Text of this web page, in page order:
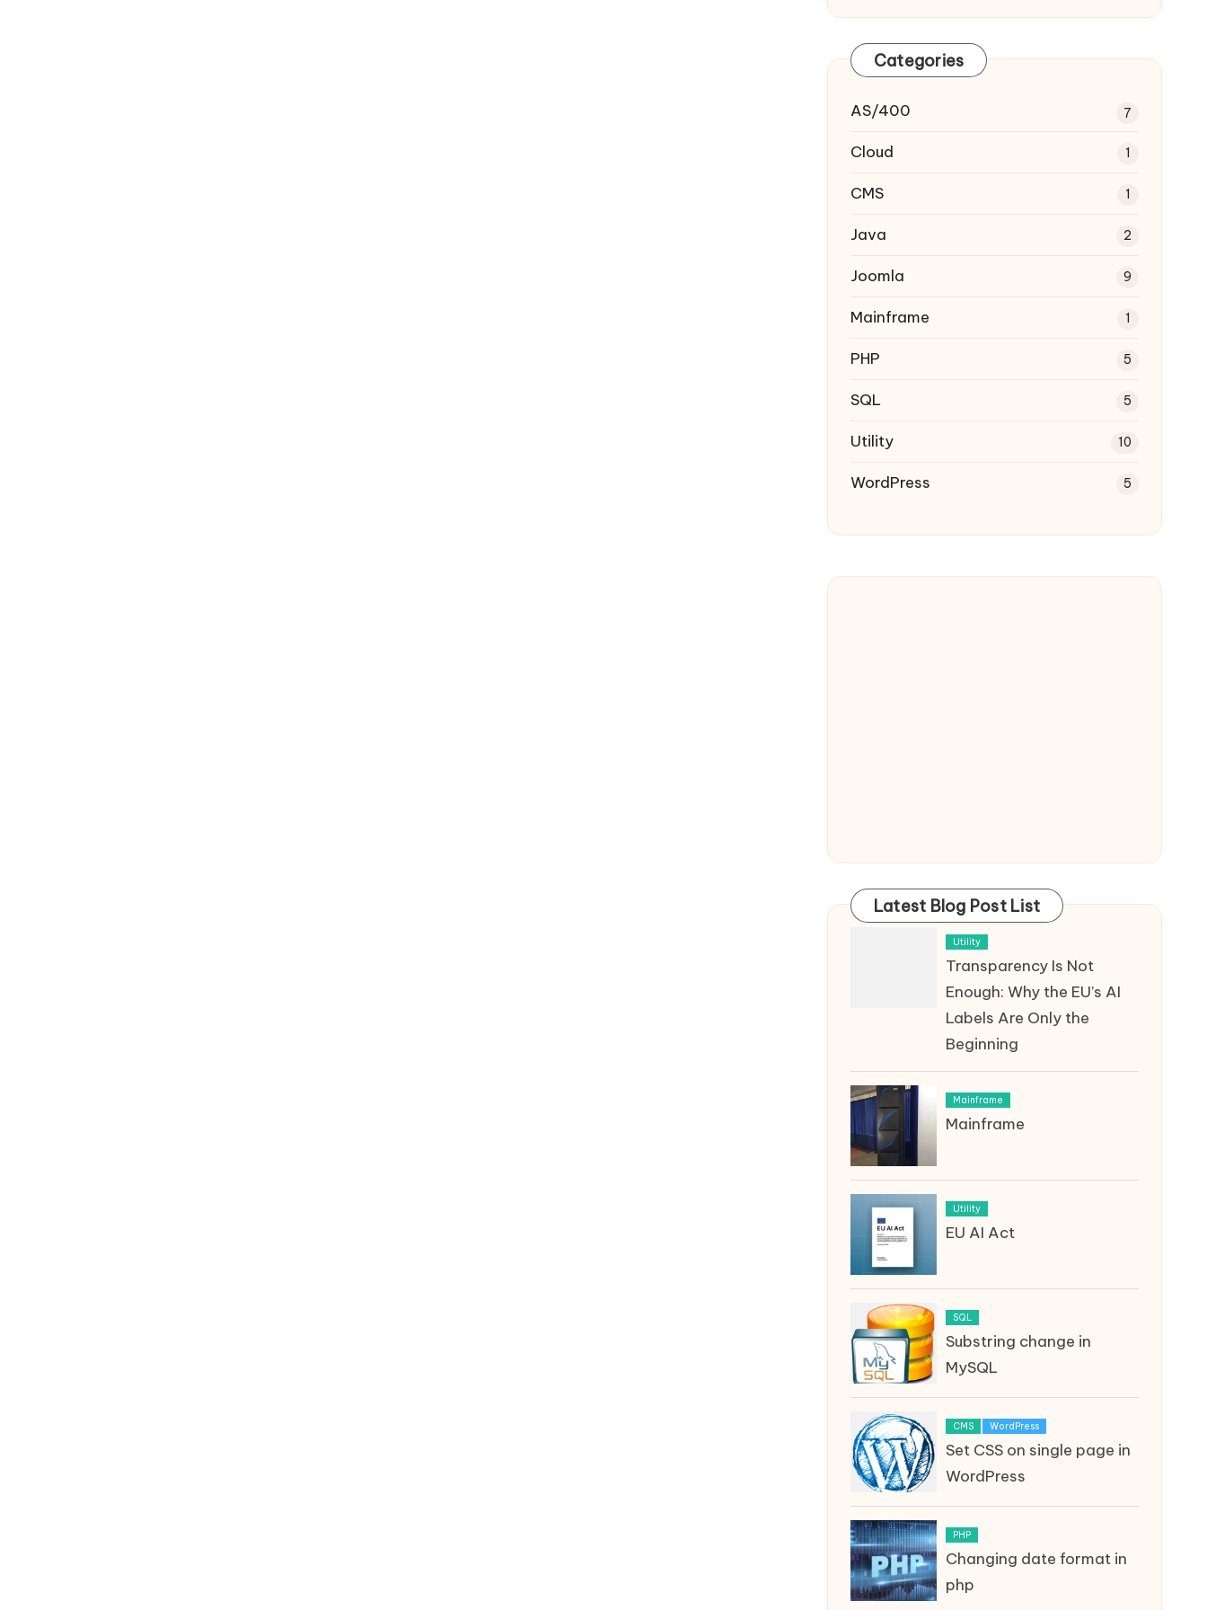
Categories
AS/400 7
Cloud 1
CMS 1
Java 2
Joomla 9
Mainframe 1
PHP 5
SQL 5
Utility 10
WordPress 5
Latest Blog Post List
Utility
Transparency Is Not
Enough: Why the EU’s AI
Labels Are Only the
Beginning
Mainframe
Mainframe
Utility
EU AI Act
SQL
Substring change in
MySQL
CMS WordPress
Set CSS on single page in
WordPress
PHP
Changing date format in
php